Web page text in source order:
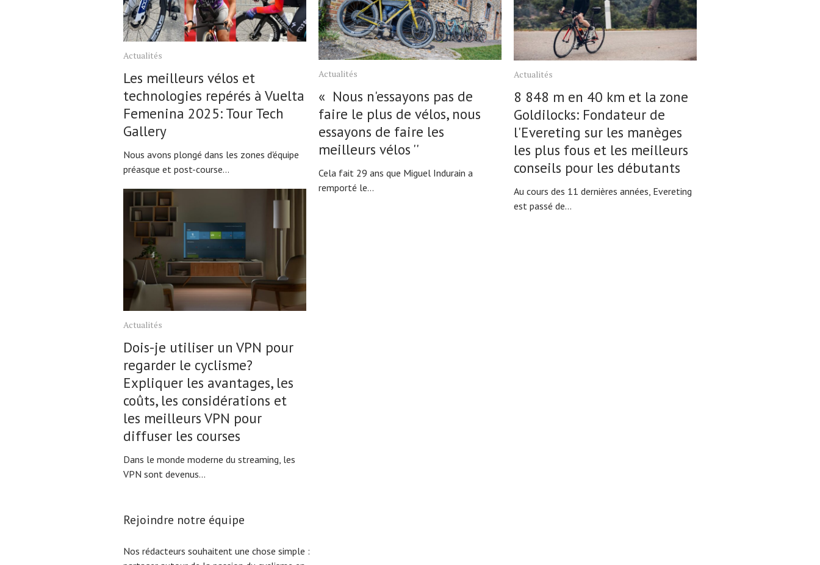
Actualités
Les meilleurs vélos et
technologies repérés à Vuelta
Femenina 2025: Tour Tech
Gallery
Nous avons plongé dans les zones d'équipe
préasque et post-course...
Actualités
Dois-je utiliser un VPN pour
regarder le cyclisme?
Expliquer les avantages, les
coûts, les considérations et
les meilleurs VPN pour
diffuser les courses
Dans le monde moderne du streaming, les
VPN sont devenus...
Actualités
« Nous n'essayons pas de
faire le plus de vélos, nous
essayons de faire les
meilleurs vélos ''
Cela fait 29 ans que Miguel Indurain a
remporté le...
Actualités
8 848 m en 40 km et la zone
Goldilocks: Fondateur de
l'Evereting sur les manèges
les plus fous et les meilleurs
conseils pour les débutants
Au cours des 11 dernières années, Evereting
est passé de...
Rejoindre notre équipe
Nos rédacteurs souhaitent une chose simple :